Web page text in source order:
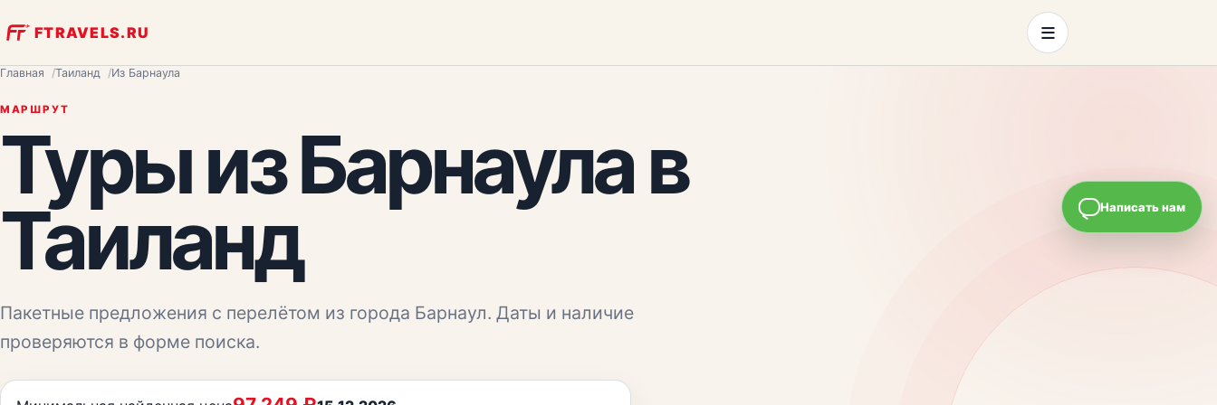
FTRAVELS.RU ≡
Главная Таиланд Из Барнаула
МАРШРУТ
Туры изБарнаулав
Таиланд
Пакетные предложения с перелётом из города Барнаул. Даты и наличие
проверяются в форме поиска.
Написать нам